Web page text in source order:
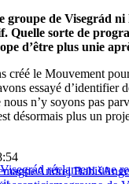
groupe de Visegrád ni
Quelle sorte de
d’être plus unie
créé le Mouvement
essayé d’identifier
n’y soyons pas
désormais plus un
réclament une
Andrej Babiš